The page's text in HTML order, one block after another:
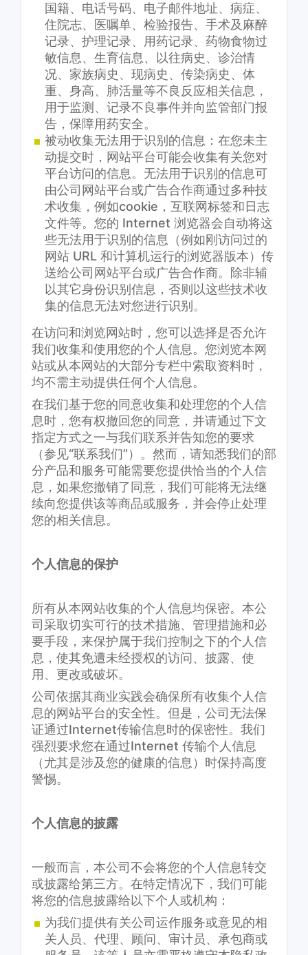
国籍、电话号码、电子邮件地址、病症、
住院志、医嘱单、检验报告、手术及麻醉
记录、护理记录、用药记录、药物食物过
敏信息、生育信息、以往病史、诊治情
况、家族病史、现病史、传染病史、体
重、身高、肺活量等不良反应相关信息，
用于监测、记录不良事件并向监管部门报
告，保障用药安全。
被动收集无法用于识别的信息：在您未主
动提交时，网站平台可能会收集有关您对
平台访问的信息。无法用于识别的信息可
由公司网站平台或广告合作商通过多种技
术收集，例如cookie，互联网标签和日志
文件等。您的 Internet 浏览器会自动将这
些无法用于识别的信息（例如刚访问过的
网站 URL 和计算机运行的浏览器版本）传
送给公司网站平台或广告合作商。除非辅
以其它身份识别信息，否则以这些技术收
集的信息无法对您进行识别。
在访问和浏览网站时，您可以选择是否允许
我们收集和使用您的个人信息。您浏览本网
站或从本网站的大部分专栏中索取资料时，
均不需主动提供任何个人信息。
在我们基于您的同意收集和处理您的个人信
息时，您有权撤回您的同意，并请通过下文
指定方式之一与我们联系并告知您的要求
（参见“联系我们”）。然而，请知悉我们的部
分产品和服务可能需要您提供恰当的个人信
息，如果您撤销了同意，我们可能将无法继
续向您提供该等商品或服务，并会停止处理
您的相关信息。
个人信息的保护
所有从本网站收集的个人信息均保密。本公
司采取切实可行的技术措施、管理措施和必
要手段，来保护属于我们控制之下的个人信
息，使其免遭未经授权的访问、披露、使
用、更改或破坏。
公司依据其商业实践会确保所有收集个人信
息的网站平台的安全性。但是，公司无法保
证通过Internet传输信息时的保密性。我们
强烈要求您在通过Internet 传输个人信息
（尤其是涉及您的健康的信息）时保持高度
警惕。
个人信息的披露
一般而言，本公司不会将您的个人信息转交
或披露给第三方。在特定情况下，我们可能
将您的信息披露给以下个人或机构：
为我们提供有关公司运作服务或意见的相
关人员、代理、顾问、审计员、承包商或